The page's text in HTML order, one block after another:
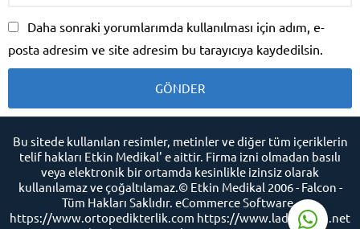
Daha sonraki yorumlarımda kullanılması için adım, e-
posta adresim ve site adresim bu tarayıcıya kaydedilsin.
Bu sitede kullanılan resimler, metinler ve diğer tüm içeriklerin
telif hakları Etkin Medikal' e aittir. Firma izni olmadan basılı
veya elektronik bir ortamda kesinlikle izinsiz olarak
kullanılamaz ve çoğaltılamaz.© Etkin Medikal 2006 - Falcon -
Tüm Hakları Saklıdır. eCommerce Software -
https://www.ortopedikterlik.com https://www.ladyfalcon.net
Etkin Medikal Destek
Cevap Yaz